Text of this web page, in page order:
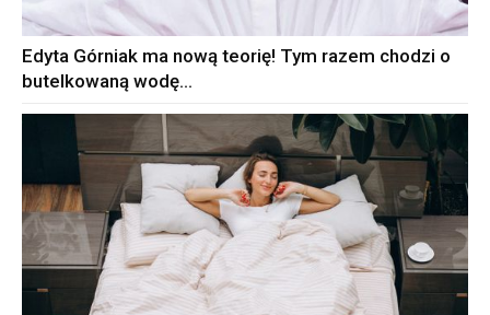
Edyta Górniak ma nową teorię! Tym razem chodzi o
butelkowaną wodę…